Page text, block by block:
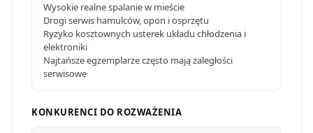
Wysokie realne spalanie w mieście
Drogi serwis hamulców, opon i osprzętu
Ryzyko kosztownych usterek układu chłodzenia i
elektroniki
Najtańsze egzemplarze często mają zaległości
serwisowe
KONKURENCI DO ROZWAŻENIA